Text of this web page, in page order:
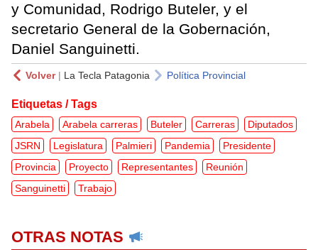
y Comunidad, Rodrigo Buteler, y el
secretario General de la Gobernación,
Daniel Sanguinetti.
Volver| La Tecla Patagonia Política Provincial
Etiquetas / Tags
Arabela Arabela carreras Buteler Carreras
Diputados
JSRN
Legislatura Palmieri Pandemia
Presidente
Provincia
Proyecto Representantes
Reunión
Sanguinetti
Trabajo
OTRAS NOTAS